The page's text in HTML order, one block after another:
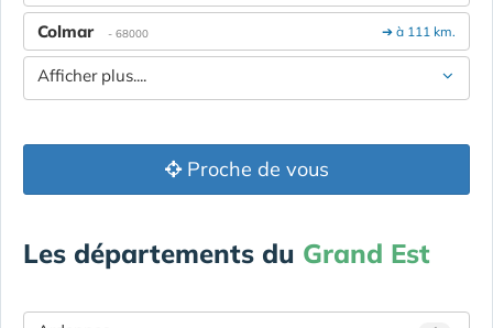
➔ à 111 km.
Colmar - 68000
Afficher plus....
Proche de vous
Les départements du Grand Est